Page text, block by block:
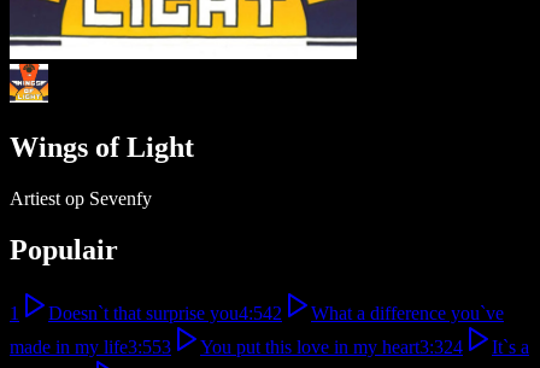
Wings of Light
Artiest op Sevenfy
Populair
1 Doesn`t that surprise you4:542
What a difference you`ve
made in my life3:553 You put this love in my heart3:324
It`s a